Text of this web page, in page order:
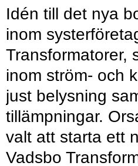
Idén till det nya
inom
Transformatorer,
inom ström- och
just belysning
tillämpningar.
valt att starta ett
Vadsbo